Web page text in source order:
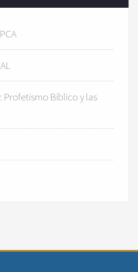
Profetismo Bíblico y las